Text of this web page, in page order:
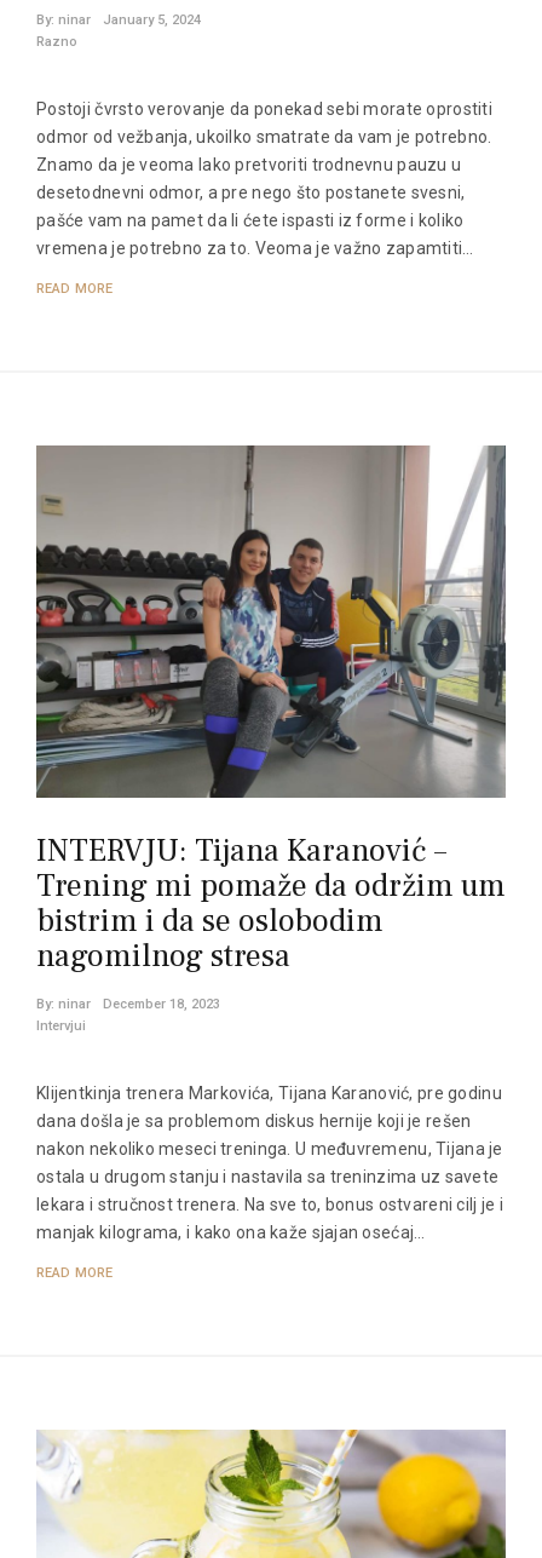
By: ninar
January 5, 2024
Razno
Postoji čvrsto verovanje da ponekad sebi morate oprostiti
odmor od vežbanja, ukoilko smatrate da vam je potrebno.
Znamo da je veoma lako pretvoriti trodnevnu pauzu u
desetodnevni odmor, a pre nego što postanete svesni,
pašće vam na pamet da li ćete ispasti iz forme i koliko
vremena je potrebno za to. Veoma je važno zapamtiti…
READ MORE
INTERVJU: Tijana Karanović –
Trening mi pomaže da održim um
bistrim i da se oslobodim
nagomilnog stresa
By: ninar
December 18, 2023
Intervjui
Klijentkinja trenera Markovića, Tijana Karanović, pre godinu
dana došla je sa problemom diskus hernije koji je rešen
nakon nekoliko meseci treninga. U međuvremenu, Tijana je
ostala u drugom stanju i nastavila sa treninzima uz savete
lekara i stručnost trenera. Na sve to, bonus ostvareni cilj je i
manjak kilograma, i kako ona kaže sjajan osećaj…
READ MORE